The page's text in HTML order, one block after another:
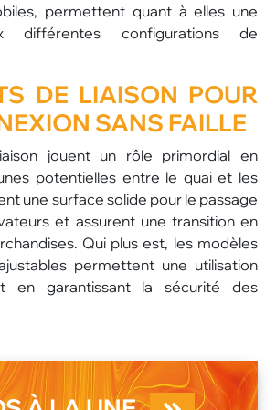
permettent quant à elles une
différentes configurations de
DE LIAISON POUR
SANS FAILLE
jouent un rôle primordial en
potentielles entre le quai et les
une surface solide pour le passage
et assurent une transition en
Qui plus est, les modèles
permettent une utilisation
en garantissant la sécurité des